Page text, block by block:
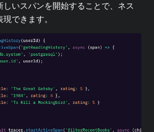
しいスパンを開始することで、ネス
できます。